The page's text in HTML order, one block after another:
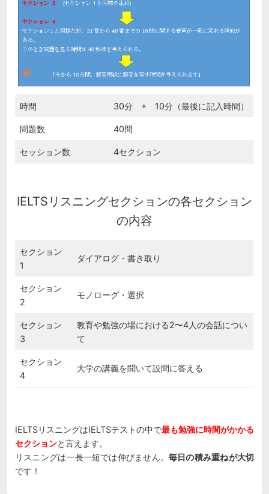
時間 30分 + 10分（最後に記入時間）
問題数 40問
セッション数 4セクション
IELTSリスニングセクションの各セクション
の内容
セクション
1
ダイアログ・書き取り
セクション
2
モノローグ・選択
セクション
3
教育や勉強の場における2〜4人の会話につい
て
セクション
4
大学の講義を聞いて設問に答える
IELTSリスニングはIELTSテストの中で最も勉強に時間がかかる
セクションと言えます。
リスニングは一長一短では伸びません。 毎日の積み重ねが大切
です！